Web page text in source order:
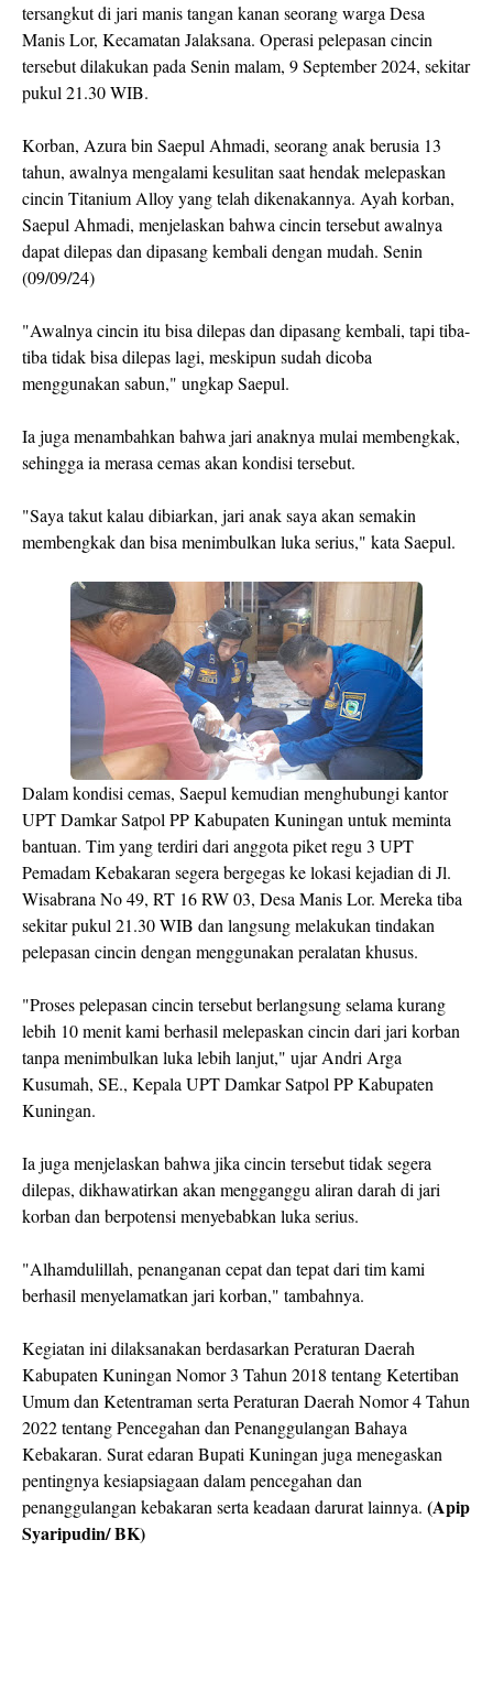
tersangkut di jari manis tangan kanan seorang warga Desa
Manis Lor, Kecamatan Jalaksana. Operasi pelepasan cincin
tersebut dilakukan pada Senin malam, 9 September 2024, sekitar
pukul 21.30 WIB.
Korban, Azura bin Saepul Ahmadi, seorang anak berusia 13
tahun, awalnya mengalami kesulitan saat hendak melepaskan
cincin Titanium Alloy yang telah dikenakannya. Ayah korban,
Saepul Ahmadi, menjelaskan bahwa cincin tersebut awalnya
dapat dilepas dan dipasang kembali dengan mudah. Senin
(09/09/24)
"Awalnya cincin itu bisa dilepas dan dipasang kembali, tapi tiba-
tiba tidak bisa dilepas lagi, meskipun sudah dicoba
menggunakan sabun," ungkap Saepul.
Ia juga menambahkan bahwa jari anaknya mulai membengkak,
sehingga ia merasa cemas akan kondisi tersebut.
"Saya takut kalau dibiarkan, jari anak saya akan semakin
membengkak dan bisa menimbulkan luka serius," kata Saepul.
Dalam kondisi cemas, Saepul kemudian menghubungi kantor
UPT Damkar Satpol PP Kabupaten Kuningan untuk meminta
bantuan. Tim yang terdiri dari anggota piket regu 3 UPT
Pemadam Kebakaran segera bergegas ke lokasi kejadian di Jl.
Wisabrana No 49, RT 16 RW 03, Desa Manis Lor. Mereka tiba
sekitar pukul 21.30 WIB dan langsung melakukan tindakan
pelepasan cincin dengan menggunakan peralatan khusus.
"Proses pelepasan cincin tersebut berlangsung selama kurang
lebih 10 menit kami berhasil melepaskan cincin dari jari korban
tanpa menimbulkan luka lebih lanjut," ujar Andri Arga
Kusumah, SE., Kepala UPT Damkar Satpol PP Kabupaten
Kuningan.
Ia juga menjelaskan bahwa jika cincin tersebut tidak segera
dilepas, dikhawatirkan akan mengganggu aliran darah di jari
korban dan berpotensi menyebabkan luka serius.
"Alhamdulillah, penanganan cepat dan tepat dari tim kami
berhasil menyelamatkan jari korban," tambahnya.
Kegiatan ini dilaksanakan berdasarkan Peraturan Daerah
Kabupaten Kuningan Nomor 3 Tahun 2018 tentang Ketertiban
Umum dan Ketentraman serta Peraturan Daerah Nomor 4 Tahun
2022 tentang Pencegahan dan Penanggulangan Bahaya
Kebakaran. Surat edaran Bupati Kuningan juga menegaskan
pentingnya kesiapsiagaan dalam pencegahan dan
penanggulangan kebakaran serta keadaan darurat lainnya. (Apip
Syaripudin/ BK)